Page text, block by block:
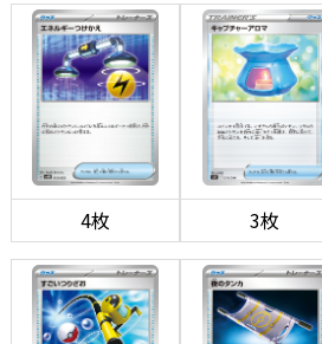
4枚 3枚